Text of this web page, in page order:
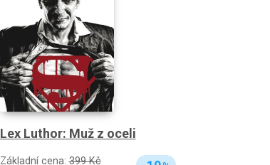
Lex Luthor: Muž z oceli
Základní cena:399 Kč